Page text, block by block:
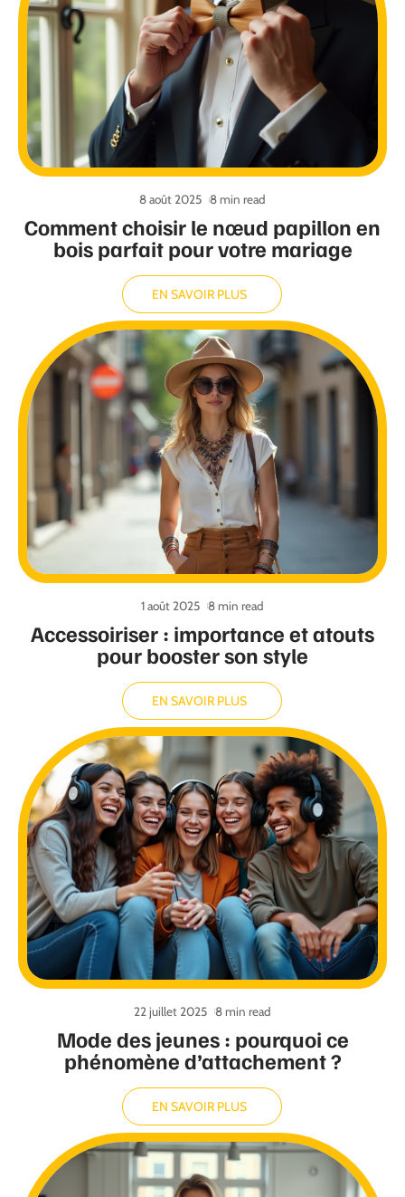
Comment choisir le nœud papillon en
bois parfait pour votre mariage
8 août 2025 8 min read
EN SAVOIR PLUS
Accessoiriser : importance et atouts
pour booster son style
1 août 2025 8 min read
EN SAVOIR PLUS
Mode des jeunes : pourquoi ce
phénomène d’attachement ?
22 juillet 2025 8 min read
EN SAVOIR PLUS